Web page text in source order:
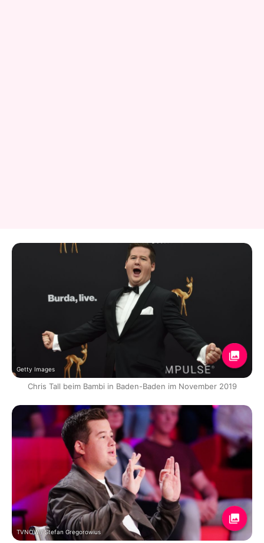
Getty Images
Chris Tall beim Bambi in Baden-Baden im November 2019
TVNOW / Stefan Gregorowius